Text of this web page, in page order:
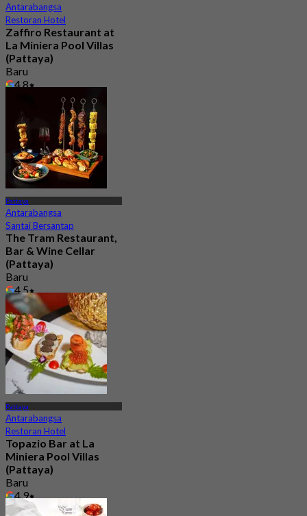
Antarabangsa
Restoran Hotel
Zaffiro Restaurant at
La Miniera Pool Villas
(Pattaya)
Baru
4.8
Pattaya
Antarabangsa
Santai Bersantap
The Tram Restaurant,
Bar & Wine Cellar
(Pattaya)
Baru
4.5
Dari ฿ 499.5
Pattaya
Antarabangsa
Restoran Hotel
Topazio Bar at La
Miniera Pool Villas
(Pattaya)
Baru
4.9
Dari ฿ 600